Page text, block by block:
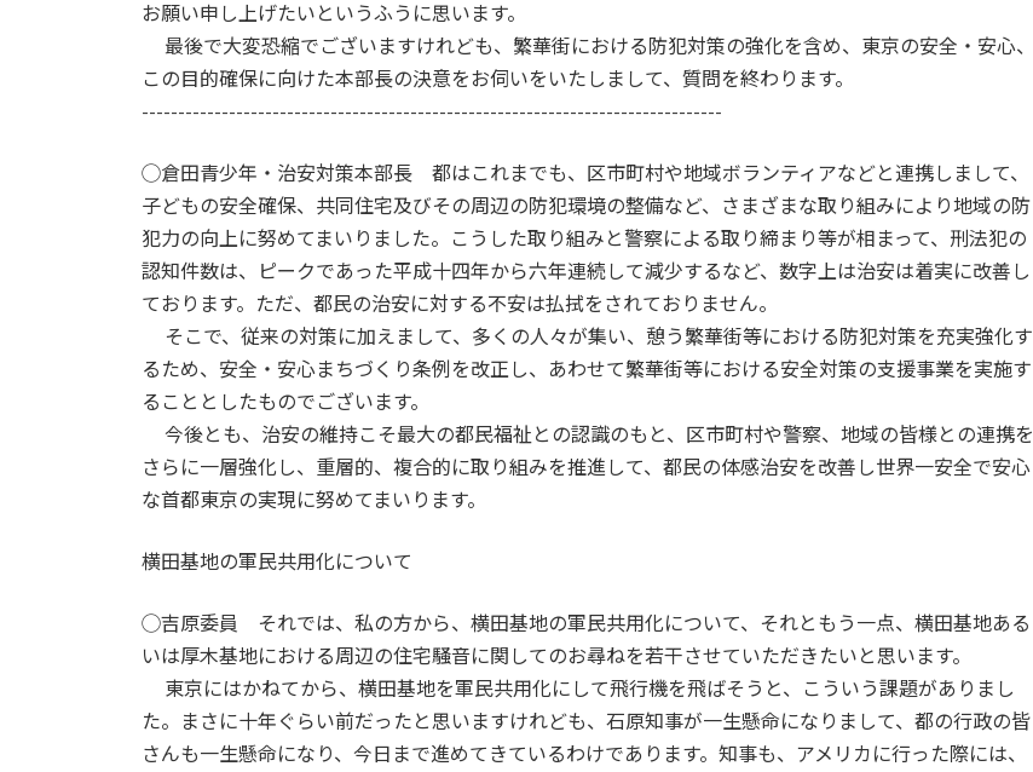
お願い申し上げたいというふうに思います。
最後で大変恐縮でございますけれども、繁華街における防犯対策の強化を含め、東京の安全・安心、
この目的確保に向けた本部長の決意をお伺いをいたしまして、質問を終わります。
--------------------------------------------------------------------------------
◯倉田青少年・治安対策本部長 都はこれまでも、区市町村や地域ボランティアなどと連携しまして、
子どもの安全確保、共同住宅及びその周辺の防犯環境の整備など、さまざまな取り組みにより地域の防
犯力の向上に努めてまいりました。こうした取り組みと警察による取り締まり等が相まって、刑法犯の
認知件数は、ピークであった平成十四年から六年連続して減少するなど、数字上は治安は着実に改善し
ております。ただ、都民の治安に対する不安は払拭をされておりません。
そこで、従来の対策に加えまして、多くの人々が集い、憩う繁華街等における防犯対策を充実強化す
るため、安全・安心まちづくり条例を改正し、あわせて繁華街等における安全対策の支援事業を実施す
ることとしたものでございます。
今後とも、治安の維持こそ最大の都民福祉との認識のもと、区市町村や警察、地域の皆様との連携を
さらに一層強化し、重層的、複合的に取り組みを推進して、都民の体感治安を改善し世界一安全で安心
な首都東京の実現に努めてまいります。
横田基地の軍民共用化について
◯吉原委員 それでは、私の方から、横田基地の軍民共用化について、それともう一点、横田基地ある
いは厚木基地における周辺の住宅騒音に関してのお尋ねを若干させていただきたいと思います。
東京にはかねてから、横田基地を軍民共用化にして飛行機を飛ばそうと、こういう課題がありまし
た。まさに十年ぐらい前だったと思いますけれども、石原知事が一生懸命になりまして、都の行政の皆
さんも一生懸命になり、今日まで進めてきているわけであります。知事も、アメリカに行った際には、